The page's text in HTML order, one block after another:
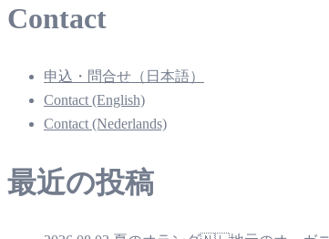
Contact
申込・問合せ（日本語）
Contact (English)
Contact (Nederlands)
最近の投稿